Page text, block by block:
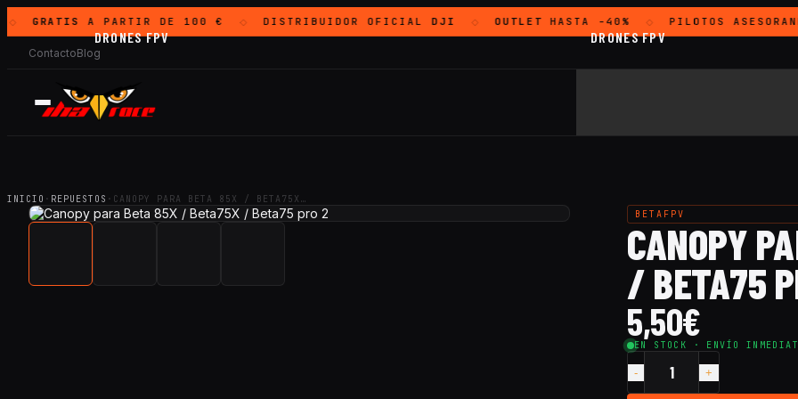
GRATISA PARTIR DE 100 € DISTRIBUIDOR OFICIAL DJI OUTLET HASTA -40% PILOTOS
ContactoBlog
DRONES FPV DRONES FPV
INICIO · REPUESTOS · CANOPY PARA BETA 85X / BETA75X…
BETAFPV
CANOPY
/ BETA75
5,50€
EN STOCK · ENVÍO
Cantidad
Canopy